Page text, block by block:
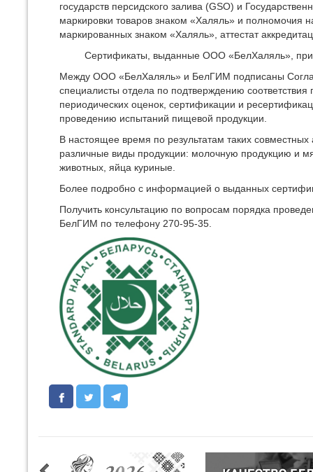
государств персидского залива (GSO) и
маркировки товаров знаком «Халяль» и полномочия
маркированных знаком «Халяль», аттестат
Сертификаты, выданные ООО «БелХаляль»,
Между ООО «БелХаляль» и БелГИМ подписаны
специалисты отдела по подтверждению
периодических оценок, сертификации и
проведению испытаний пищевой продукции.
В настоящее время по результатам таких
различные виды продукции: молочную продукцию и
животных, яйца куриные.
Более подробно с информацией о выданных
Получить консультацию по вопросам порядка
БелГИМ по телефону 270-95-35.